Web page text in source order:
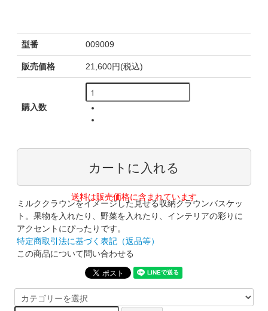
型番 009009
販売価格 21,600円(税込)
購入数
送料は販売価格に含まれています
ミルククラウンをイメージした見せる収納クラウンバスケッ
ト。果物を入れたり、野菜を入れたり、インテリアの彩りに
アクセントにぴったりです。
特定商取引法に基づく表記（返品等）
この商品について問い合わせる